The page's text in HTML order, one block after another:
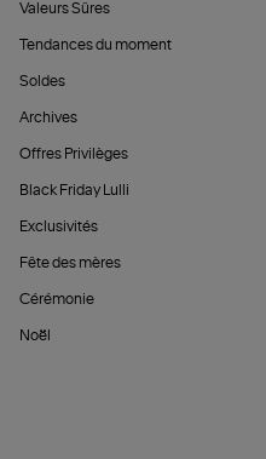
Valeurs Sûres
Tendances du moment
Soldes
Archives
Offres Privilèges
Black Friday Lulli
Exclusivités
Fête des mères
Cérémonie
Noël